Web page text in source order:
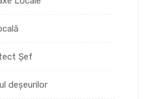
Șef
deșeurilor